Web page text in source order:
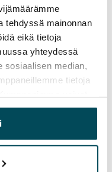
tehdyssä mainonnan
eikä tietoja
yhteydessä
sosiaalisen median,
tietoja
joita olet antanut
heidän